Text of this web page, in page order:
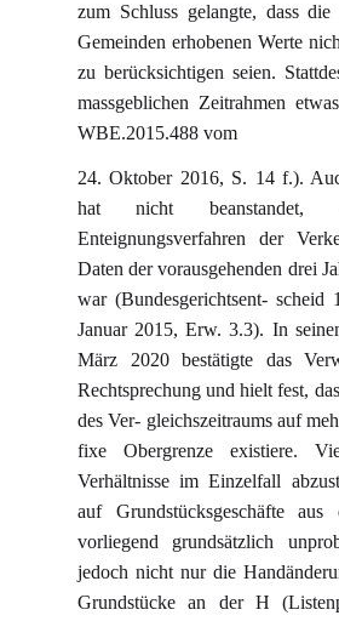
zum Schluss gelangte, dass
Gemeinden erhobenen Werte
zu berücksichtigen seien.
massgeblichen Zeitrahmen
WBE.2015.488 vom
24. Oktober 2016, S. 14 f.).
hat nicht
Enteignungsverfahren der
Daten der vorausgehenden drei
war (Bundesgerichtsent- scheid
Januar 2015, Erw. 3.3). In
März 2020 bestätigte das
Rechtsprechung und hielt fest,
des Ver- gleichszeitraums auf
fixe Obergrenze existiere.
Verhältnisse im Einzelfall
auf Grundstücksgeschäfte
vorliegend grundsätzlich
jedoch nicht nur die
Grundstücke an der H